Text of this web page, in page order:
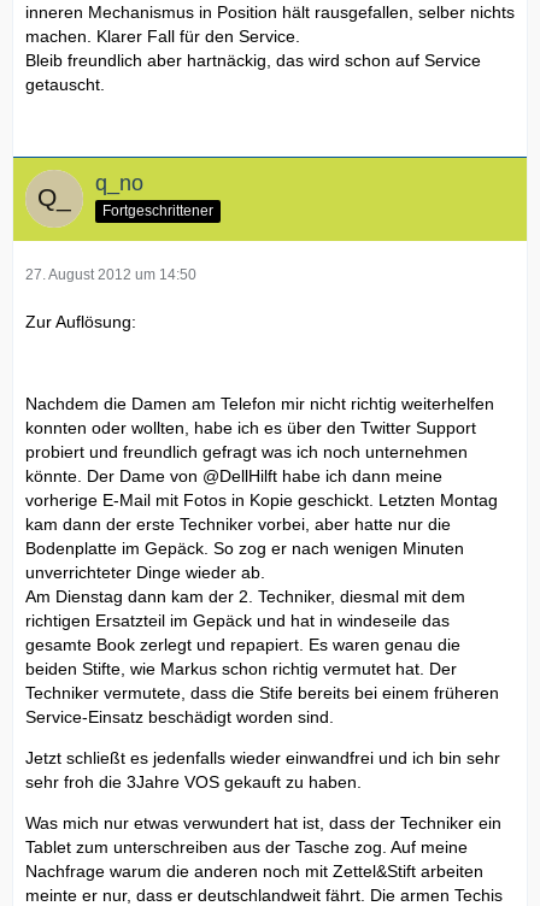
inneren Mechanismus in Position hält rausgefallen, selber nichts
machen. Klarer Fall für den Service.
Bleib freundlich aber hartnäckig, das wird schon auf Service
getauscht.
q_no
Fortgeschrittener
27. August 2012 um 14:50
Zur Auflösung:
Nachdem die Damen am Telefon mir nicht richtig weiterhelfen
konnten oder wollten, habe ich es über den Twitter Support
probiert und freundlich gefragt was ich noch unternehmen
könnte. Der Dame von @DellHilft habe ich dann meine
vorherige E-Mail mit Fotos in Kopie geschickt. Letzten Montag
kam dann der erste Techniker vorbei, aber hatte nur die
Bodenplatte im Gepäck. So zog er nach wenigen Minuten
unverrichteter Dinge wieder ab.
Am Dienstag dann kam der 2. Techniker, diesmal mit dem
richtigen Ersatzteil im Gepäck und hat in windeseile das
gesamte Book zerlegt und repapiert. Es waren genau die
beiden Stifte, wie Markus schon richtig vermutet hat. Der
Techniker vermutete, dass die Stife bereits bei einem früheren
Service-Einsatz beschädigt worden sind.
Jetzt schließt es jedenfalls wieder einwandfrei und ich bin sehr
sehr froh die 3Jahre VOS gekauft zu haben.
Was mich nur etwas verwundert hat ist, dass der Techniker ein
Tablet zum unterschreiben aus der Tasche zog. Auf meine
Nachfrage warum die anderen noch mit Zettel&Stift arbeiten
meinte er nur, dass er deutschlandweit fährt. Die armen Techis